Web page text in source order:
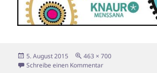
Veröffentlicht
am
5. August 2015 Originalgröße
463 × 700
Schreibe einen Kommentarzu Cover YK 2016